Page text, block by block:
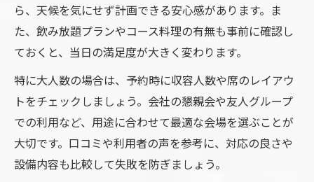
ら、天候を気にせず計画できる安心感があります。ま
た、飲み放題プランやコース料理の有無も事前に確認し
ておくと、当日の満足度が大きく変わります。
特に大人数の場合は、予約時に収容人数や席のレイアウ
トをチェックしましょう。会社の懇親会や友人グループ
での利用など、用途に合わせて最適な会場を選ぶことが
大切です。口コミや利用者の声を参考に、対応の良さや
設備内容も比較して失敗を防ぎましょう。